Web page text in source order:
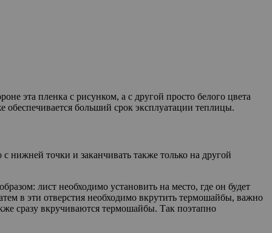
эта пленка с рисунком, а с другой просто белого цвета
обеспечивается больший срок эксплуатации теплицы.
нижней точки и заканчивать также только на другой
лист необходимо установить на место, где он будет
в эти отверстия необходимо вкрутить термошайбы, важно
сразу вкручиваются термошайбы. Так поэтапно